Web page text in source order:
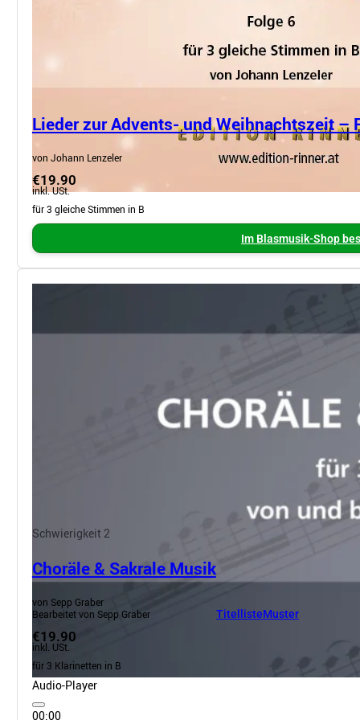
Lieder zur Advents- und Weihnachtszeit –
von Johann Lenzeler
€19.90
inkl. USt.
für 3 gleiche Stimmen in B
Im Blasmusik-Shop
Schwierigkeit 2
Choräle & Sakrale Musik
von Sepp Graber
Bearbeitet von Sepp Graber
TitellisteMuster
€19.90
inkl. USt.
für 3 Klarinetten in B
Audio-Player
00:00